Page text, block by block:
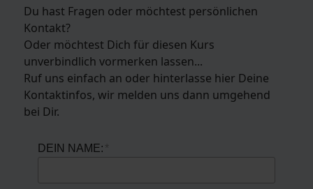
Du hast Fragen oder möchtest persönlichen
Kontakt?
Oder möchtest Dich für diesen Kurs
unverbindlich vormerken lassen...
Ruf uns einfach an oder hinterlasse hier Deine
Kontaktinfos, wir melden uns dann umgehend
bei Dir.
DEIN NAME: